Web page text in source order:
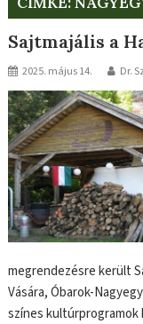
Sajtmajális a
2025. május 14. Dr.
megrendezésre került
Vására, Óbarok-
színes